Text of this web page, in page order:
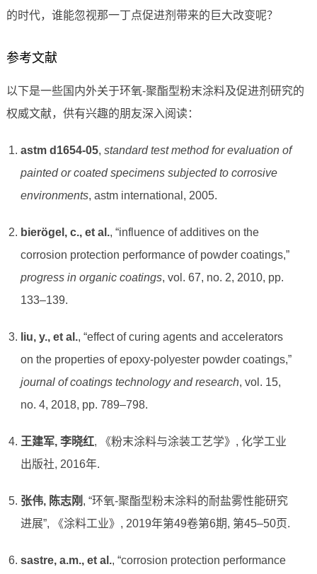
的时代，谁能忽视那一丁点促进剂带来的巨大改变呢？
参考文献
以下是一些国内外关于环氧-聚酯型粉末涂料及促进剂研究的
权威文献，供有兴趣的朋友深入阅读：
astm d1654-05, standard test method for evaluation of
painted or coated specimens subjected to corrosive
environments, astm international, 2005.
bierögel, c., et al., “influence of additives on the
corrosion protection performance of powder coatings,”
progress in organic coatings, vol. 67, no. 2, 2010, pp.
133–139.
liu, y., et al., “effect of curing agents and accelerators
on the properties of epoxy-polyester powder coatings,”
journal of coatings technology and research, vol. 15,
no. 4, 2018, pp. 789–798.
王建军, 李晓红, 《粉末涂料与涂装工艺学》, 化学工业
出版社, 2016年.
张伟, 陈志刚 , “环氧-聚酯型粉末涂料的耐盐雾性能研究
进展”, 《涂料工业》, 2019年第49卷第6期, 第45–50页.
sastre, a.m., et al., “corrosion protection performance